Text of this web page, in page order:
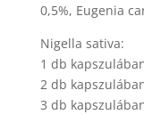
0,5%, Eugenia
Nigella sativa:
1 db
2 db
3 db